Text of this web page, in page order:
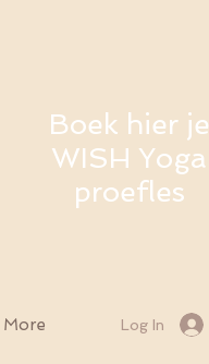
Boek hier je
WISH Yoga
proefles
More Log In